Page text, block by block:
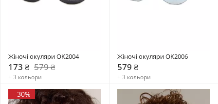
Жіночі окуляри OK2004
173 ₴ 579 ₴
+ 3 кольори
Жіночі окуляри OK2006
579 ₴
+ 3 кольори
- 30%